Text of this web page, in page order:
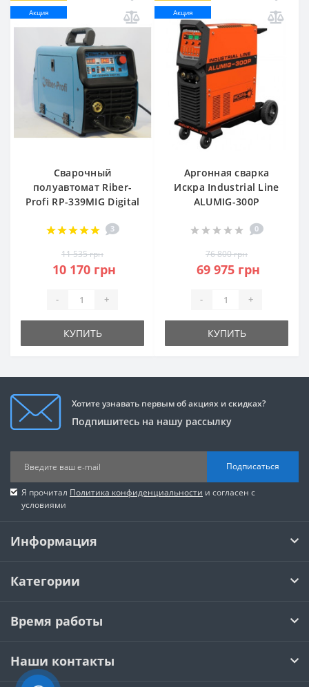
Акция
Сварочный
полуавтомат Riber-
Profi RP-339MIG Digital
3
11 535 грн
10 170 грн
- +
КУПИТЬ
Акция
Аргонная сварка
Искра Industrial Line
ALUMIG-300P
0
76 800 грн
69 975 грн
- +
КУПИТЬ
Хотите узнавать первым об акциях и скидках?
Подпишитесь на нашу рассылку
Подписаться
Я прочитал Политика конфиденциальности и согласен с
условиями
Информация
Категории
Время работы
Наши контакты